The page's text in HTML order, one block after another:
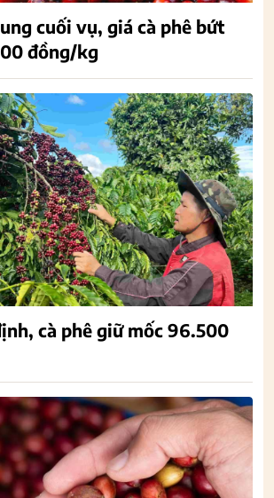
cuối vụ, giá cà phê bứt
đồng/kg
cà phê giữ mốc 96.500